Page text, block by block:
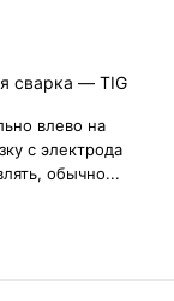
сварка — TIG
влево на
с электрода
обычно...